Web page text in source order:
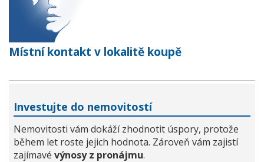
Místní kontakt v lokalitě koupě
Investujte do nemovitostí
Nemovitosti vám dokáží zhodnotit úspory, protože
během let roste jejich hodnota. Zároveň vám zajistí
zajímavé výnosy z pronájmu.